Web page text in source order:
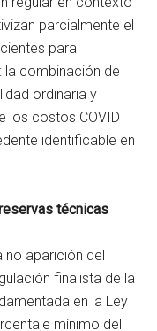
parcialmente el
para
la combinación de
ordinaria y
los costos COVID
identificable en
técnicas
no aparición del
finalista de la
en la Ley
mínimo del